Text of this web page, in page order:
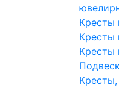
Кресты
Кресты
Кресты